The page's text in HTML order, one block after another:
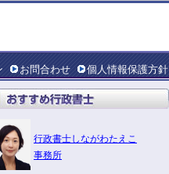
お問合わせ 個人情報保護方針
行政書士しながわたえこ
事務所